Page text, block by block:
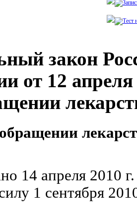
закон
от 12
14 апреля 2010 г.
1 сентября